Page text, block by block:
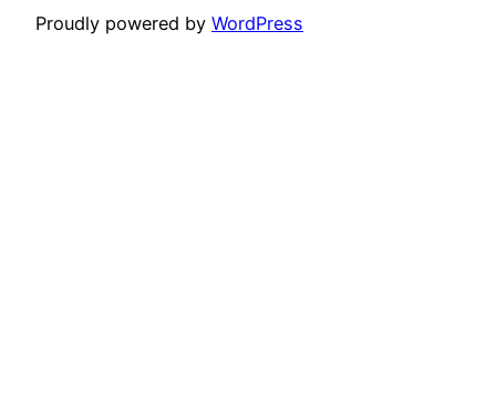
Proudly powered by WordPress